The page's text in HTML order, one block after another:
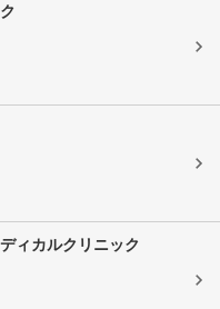
ィカルクリニック